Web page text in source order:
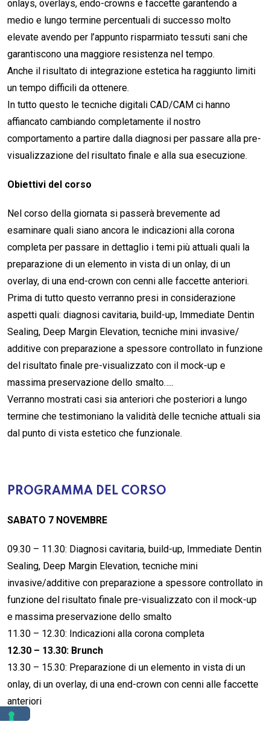
onlays, overlays, endo-crowns e faccette garantendo a
medio e lungo termine percentuali di successo molto
elevate avendo per l’appunto risparmiato tessuti sani che
garantiscono una maggiore resistenza nel tempo.
Anche il risultato di integrazione estetica ha raggiunto limiti
un tempo difficili da ottenere.
In tutto questo le tecniche digitali CAD/CAM ci hanno
affiancato cambiando completamente il nostro
comportamento a partire dalla diagnosi per passare alla pre-
visualizzazione del risultato finale e alla sua esecuzione.
Obiettivi del corso
Nel corso della giornata si passerà brevemente ad
esaminare quali siano ancora le indicazioni alla corona
completa per passare in dettaglio i temi più attuali quali la
preparazione di un elemento in vista di un onlay, di un
overlay, di una end-crown con cenni alle faccette anteriori.
Prima di tutto questo verranno presi in considerazione
aspetti quali: diagnosi cavitaria, build-up, Immediate Dentin
Sealing, Deep Margin Elevation, tecniche mini invasive/
additive con preparazione a spessore controllato in funzione
del risultato finale pre-visualizzato con il mock-up e
massima preservazione dello smalto…..
Verranno mostrati casi sia anteriori che posteriori a lungo
termine che testimoniano la validità delle tecniche attuali sia
dal punto di vista estetico che funzionale.
PROGRAMMA DEL CORSO
SABATO 7 NOVEMBRE
09.30 – 11.30: Diagnosi cavitaria, build-up, Immediate Dentin
Sealing, Deep Margin Elevation, tecniche mini
invasive/additive con preparazione a spessore controllato in
funzione del risultato finale pre-visualizzato con il mock-up
e massima preservazione dello smalto
11.30 – 12.30: Indicazioni alla corona completa
12.30 – 13.30: Brunch
13.30 – 15.30: Preparazione di un elemento in vista di un
onlay, di un overlay, di una end-crown con cenni alle faccette
anteriori